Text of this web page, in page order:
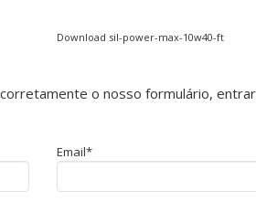
Download sil-power-max-10w40-ft
o nosso formulário,
Email*